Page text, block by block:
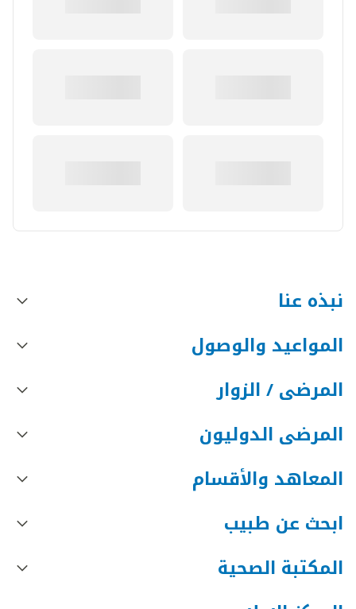
نبذه عنا
المواعيد والوصول
المرضى / الزوار
المرضى الدوليون
المعاهد والأقسام
ابحث عن طبيب
المكتبة الصحية